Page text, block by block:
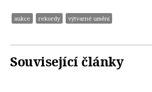
aukce rekordy výtvarné umění
Související články